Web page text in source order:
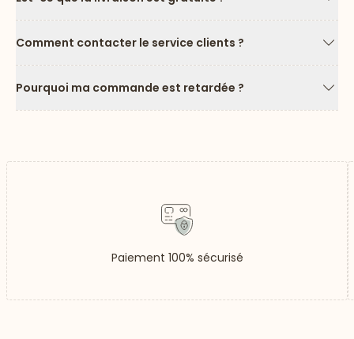
Comment contacter le service clients ?
Pourquoi ma commande est retardée ?
Paiement 100% sécurisé